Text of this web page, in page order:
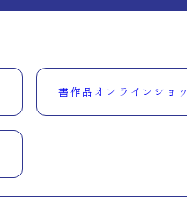
書作品オンラインショ